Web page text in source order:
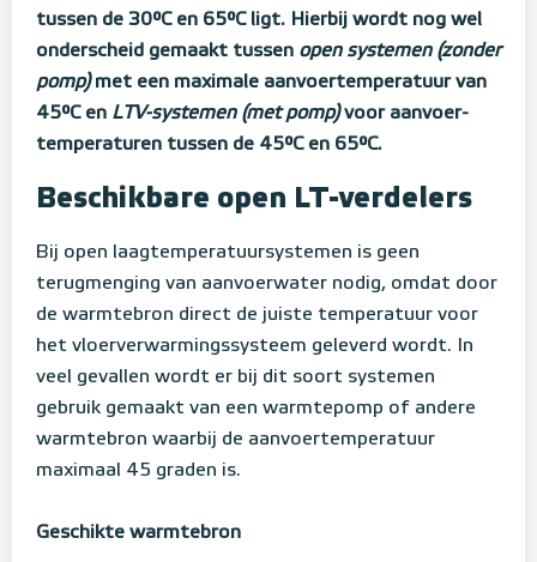
tussen de 30°C en 65°C ligt. Hierbij wordt nog wel
onderscheid gemaakt tussen open systemen (zonder
pomp)met een maximale aanvoertemperatuur van
45°C en LTV-systemen (met pomp)voor aanvoer-
temperaturen tussen de 45°C en 65°C.
Beschikbare open LT-verdelers
Bij open laagtemperatuursystemen is geen
terugmenging van aanvoerwater nodig, omdat door
de warmtebron direct de juiste temperatuur voor
het vloerverwarmingssysteem geleverd wordt. In
veel gevallen wordt er bij dit soort systemen
gebruik gemaakt van een warmtepomp of andere
warmtebron waarbij de aanvoertemperatuur
maximaal 45 graden is.
Geschikte warmtebron